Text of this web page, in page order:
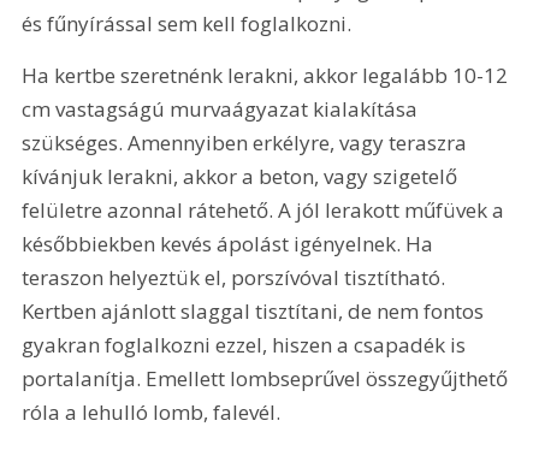
és fűnyírással sem kell foglalkozni.
Ha kertbe szeretnénk lerakni, akkor legalább 10-12
cm vastagságú murvaágyazat kialakítása
szükséges. Amennyiben erkélyre, vagy teraszra
kívánjuk lerakni, akkor a beton, vagy szigetelő
felületre azonnal rátehető. A jól lerakott műfüvek a
későbbiekben kevés ápolást igényelnek. Ha
teraszon helyeztük el, porszívóval tisztítható.
Kertben ajánlott slaggal tisztítani, de nem fontos
gyakran foglalkozni ezzel, hiszen a csapadék is
portalanítja. Emellett lombseprűvel összegyűjthető
róla a lehulló lomb, falevél.